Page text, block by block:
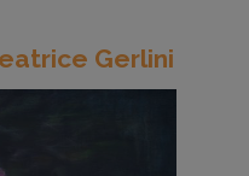
Gerlini